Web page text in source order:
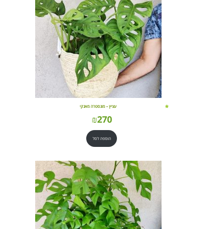
עציץ – מונסטרה מאנקי
₪270
הוספה לסל